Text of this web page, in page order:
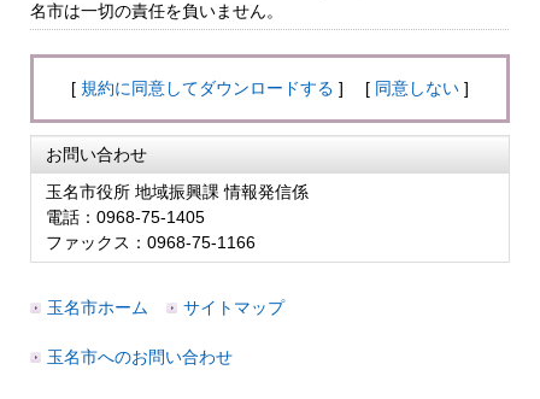
名市は一切の責任を負いません。
[ 規約に同意してダウンロードする ] [ 同意しない ]
お問い合わせ
玉名市役所 地域振興課 情報発信係
電話：0968-75-1405
ファックス：0968-75-1166
玉名市ホーム サイトマップ
玉名市へのお問い合わせ